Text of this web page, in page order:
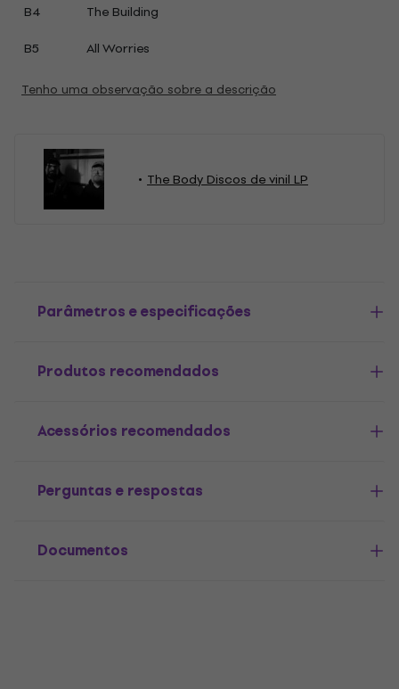
B4
The Building
B5
All Worries
Tenho uma observação sobre a descrição
The Body Discos de vinil LP
Parâmetros e especificações
Produtos recomendados
Acessórios recomendados
Perguntas e respostas
Documentos